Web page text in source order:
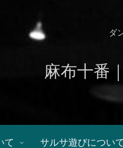
ダ
麻布十番
て サルサ遊びについて